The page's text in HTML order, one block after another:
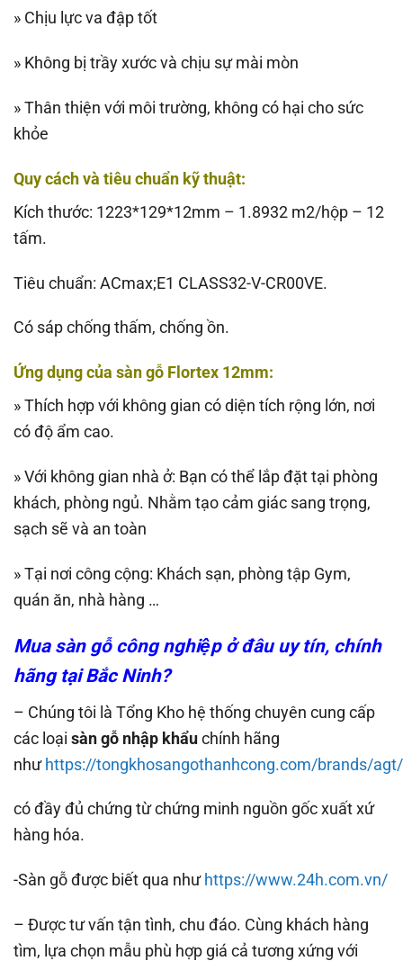
» Chịu lực va đập tốt
» Không bị trầy xước và chịu sự mài mòn
» Thân thiện với môi trường, không có hại cho sức
khỏe
Quy cách và tiêu chuẩn kỹ thuật:
Kích thước: 1223*129*12mm – 1.8932 m2/hộp – 12
tấm.
Tiêu chuẩn: ACmax;E1 CLASS32-V-CR00VE.
Có sáp chống thấm, chống ồn.
Ứng dụng của sàn gỗ Flortex 12mm:
» Thích hợp với không gian có diện tích rộng lớn, nơi
có độ ẩm cao.
» Với không gian nhà ở: Bạn có thể lắp đặt tại phòng
khách, phòng ngủ. Nhằm tạo cảm giác sang trọng,
sạch sẽ và an toàn
» Tại nơi công cộng: Khách sạn, phòng tập Gym,
quán ăn, nhà hàng …
Mua sàn gỗ công nghiệp ở đâu uy tín, chính
hãng tại Bắc Ninh?
– Chúng tôi là Tổng Kho hệ thống chuyên cung cấp
các loại sàn gỗ nhập khẩuchính hãng
nhưhttps://tongkhosangothanhcong.com/brands/agt/
có đầy đủ chứng từ chứng minh nguồn gốc xuất xứ
hàng hóa.
-Sàn gỗ được biết qua như https://www.24h.com.vn/
– Được tư vấn tận tình, chu đáo. Cùng khách hàng
tìm, lựa chọn mẫu phù hợp giá cả tương xứng với